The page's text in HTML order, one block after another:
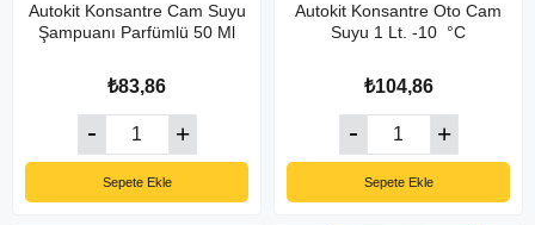
Autokit Konsantre Cam Suyu
Şampuanı Parfümlü 50 Ml
₺83,86
Sepete Ekle
Autokit Konsantre Oto Cam
Suyu 1 Lt. -10 °C
₺104,86
Sepete Ekle